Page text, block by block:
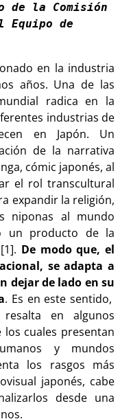
de la Comisión
Equipo de
en la industria
años. Una de las
radica en la
industrias de
en Japón. Un
de la narrativa
cómic japonés, al
el rol transcultural
expandir la religión,
niponas al mundo
un producto de la
De modo que, el
se adapta a
dejar de lado en su
. Es en este sentido,
en algunos
cuales presentan
y mundos
los rasgos más
japonés, cabe
desde una